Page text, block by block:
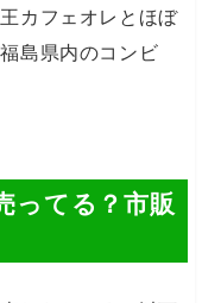
カフェオレとほぼ
島県内のコンビ
ってる？市販